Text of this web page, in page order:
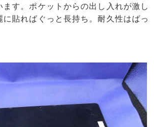
ます。ポケットからの出し入れが激し
に貼ればぐっと長持ち。耐久性はばっ